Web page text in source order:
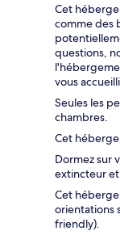
Cet
comme des
questions,
vous
Seules les
chambres.
Cet
Dormez sur
extincteur
Cet
orientations
friendly).